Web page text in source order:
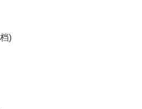
)